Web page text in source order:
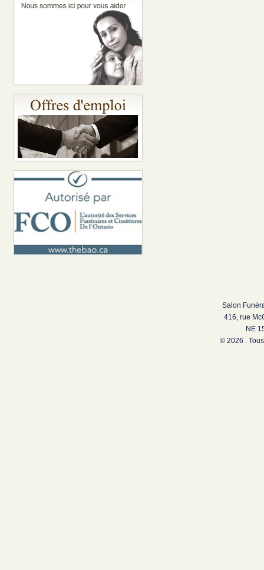
Salon
416, rue
NE
© 2026 .